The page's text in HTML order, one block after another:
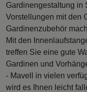
Gardinengestaltung in
Vorstellungen mit den
Gardinenzubehör
Mit den
treffen Sie eine gute
Gardinen und
- Mavell in vielen
wird es Ihnen leicht